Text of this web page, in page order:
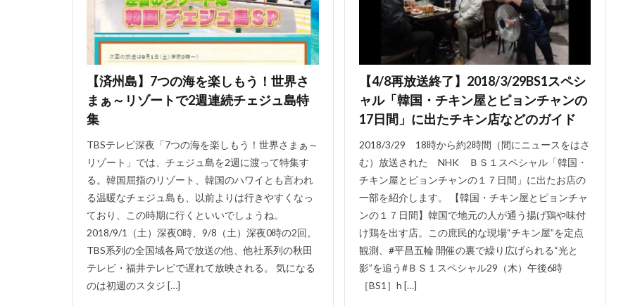
【済州島】7つの海を楽しもう！世界さ
まぁ～リゾートで2週連続チェジュ島特
集
TBSテレビ深夜「7つの海を楽しもう！世界さまぁ～
リゾート」では、チェジュ島を2週に渡って特集す
る。韓国屈指のリゾート、韓国のハワイとも言われ
る温暖なチェジュ島も、以前よりは行きやすくなっ
ており、この時期に行くといいでしょうね。
2018/9/1（土）深夜0時、9/8（土）深夜0時の2回。
TBS系列の全国域各局で放送の他、他社系列の秋田
テレビ・福井テレビで遅れて放映される。 気になる
のは初週のスタジ […]
【4/8再放送終了】2018/3/29BS1スペシ
ャル「韓国・チキン屋とピョンチャンの
17日間」に出たチキン店などのガイド
2018/3/29 18時から約2時間（間にニュースをはさ
む）放送された NHK ＢＳ１スペシャル「韓国・
チキン屋とピョンチャンの１７日間」に出たお店の
一部を紹介します。 【韓国・チキン屋とピョンチャ
ンの１７日間】韓国で地元の人が通う揚げ鶏や味付
け鶏を出す店。この庶民的な現場“チキン屋”を定点
観測、#平昌五輪 開催の裏で繰り広げられる“光と
影”を追う#ＢＳ１スペシャル29（木）午後6時
［BS1］h […]